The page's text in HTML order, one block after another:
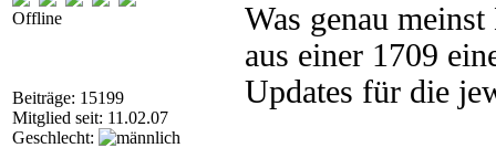
Offline
Beiträge: 15199
Mitglied seit: 11.02.07
Geschlecht:
Was genau
aus einer 1709
Updates für die